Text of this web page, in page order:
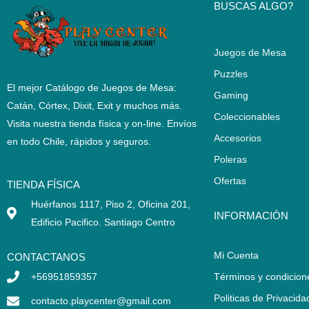
El mejor Catálogo de Juegos de Mesa:
Catán, Córtex, Dixit, Exit y muchos más.
Visita nuestra tienda física y on-line. Envíos
en todo Chile, rápidos y seguros
TIENDA FÍSICA
Huérfanos 1117, Piso 2, Oficina 201,
Edificio Pacifico. Santiago Centro
CONTACTANOS
+56951859357
contacto.playcenter@gmail.com
BUSCAS ALGO?
Juegos de Mesa
Puzzles
Gaming
Coleccionables
Accesorios
Poleras
Ofertas
INFORMACIÓN
Mi Cuenta
Términos y
Politicas de